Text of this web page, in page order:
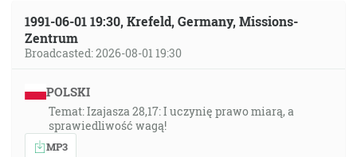
1991-06-01 19:30, Krefeld, Germany, Missions-
Zentrum
Broadcasted: 2026-08-01 19:30
POLSKI
Temat: Izajasza 28,17: I uczynię prawo miarą, a
sprawiedliwość wagą!
MP3